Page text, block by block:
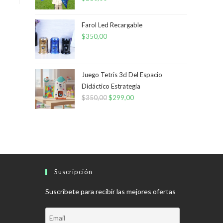
Farol Led Recargable
$350,00
Juego Tetris 3d Del Espacio
Didáctico Estrategia
$350,00El
$299,00El
Suscripción
Suscríbete para recibir las mejores ofertas